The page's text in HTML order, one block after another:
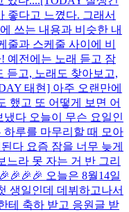
좋다고 느꼈다. 그래서
쓰는 내용과 비슷한 내
줄과 스케줄 사이에 비
예전에는 노래 듣고 잠
듣고, 노래도 찾아보고,
태현] 아주 오랜만에
했고 또 어떻게 보면 어
다 오늘이 무슨 요일인
루를 마무리할 때 모아
다 요즘 잠을 너무 늦게
느라 못 자는 거 반 그리
오늘은 8월14일
생일인데 데뷔하고나서
테 축하 받고 응원글 받